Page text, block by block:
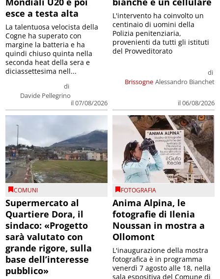
esce a testa alta
di
Davide Pellegrino
il 07/08/2026
La talentuosa velocista della
Cogne ha superato con
margine la batteria e ha
quindi chiuso quinta nella
seconda heat della sera e
diciassettesima nell...
Brissogne
di
Alessandro Bianchet
il 06/08/2026
L'intervento ha coinvolto un
centinaio di uomini della
Polizia penitenziaria,
provenienti da tutti gli istituti
del Provveditorato
COMUNI
Supermercato al
Quartiere Dora, il
sindaco: «Progetto
sarà valutato con
grande rigore, sulla
base dell’interesse
pubblico»
FOTOGRAFIA
Anima Alpina, le
fotografie di Ilenia
Noussan in mostra a
Ollomont
L'inaugurazione della mostra
fotografica è in programma
venerdì 7 agosto alle 18, nella
sala espositiva del Comune di